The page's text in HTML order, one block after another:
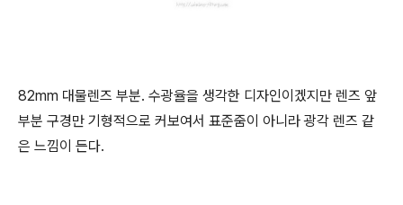
82mm 대물렌즈 부분. 수광율을 생각한 디자인이겠지만 렌즈 앞
부분 구경만 기형적으로 커보여서 표준줌이 아니라 광각 렌즈 같
은 느낌이 든다.